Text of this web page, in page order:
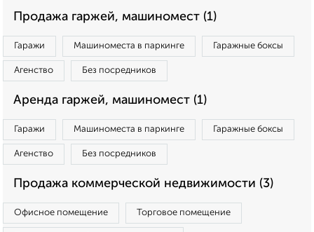
Продажа гаржей, машиномест (1)
Гаражи Машиноместа в паркинге Гаражные боксы
Агенство Без посредников
Аренда гаржей, машиномест (1)
Гаражи Машиноместа в паркинге Гаражные боксы
Агенство Без посредников
Продажа коммерческой недвижимости (3)
Офисное помещение Торговое помещение